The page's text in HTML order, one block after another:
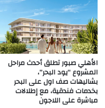
الأهلي صبور تطلق أحدث مراحل
المشروع “يود البحر”،
بشاليهات صف اول على البحر
بخدمات فندقية، مع إطلالات
مباشرة على اللاجون